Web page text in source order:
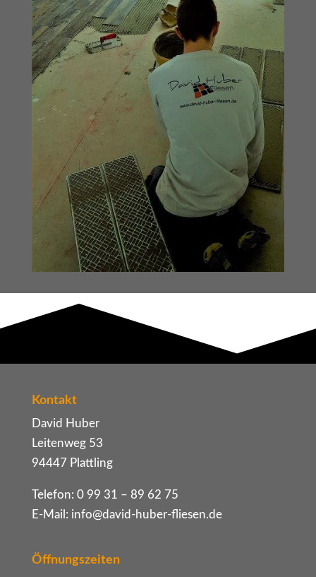
Kontakt
David Huber
Leitenweg 53
94447 Plattling
Telefon: 0 99 31 – 89 62 75
E-Mail: info@david-huber-fliesen.de
Öffnungszeiten